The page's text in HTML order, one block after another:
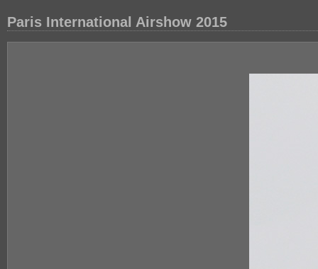
Paris International Airshow 2015